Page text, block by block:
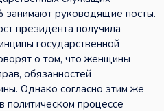
руководящие посты.
президента получила
государственной
о том, что женщины
обязанностей
Однако согласно этим же
политическом процессе